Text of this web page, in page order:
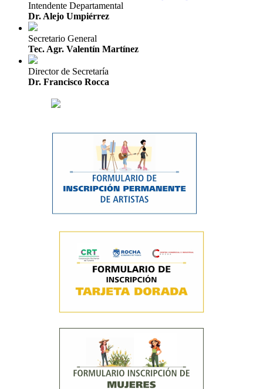
Intendente Departamental
Dr. Alejo Umpiérrez
Secretario General
Tec. Agr. Valentín Martínez
Director de Secretaría
Dr. Francisco Rocca